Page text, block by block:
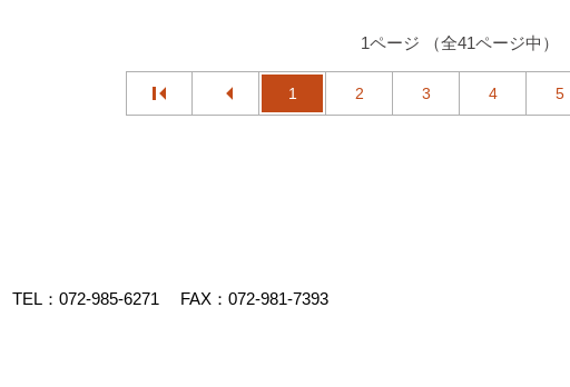
1ページ （全41ページ中）
1 2 3 4 5
TEL： 072-985-6271
FAX：072-981-7393